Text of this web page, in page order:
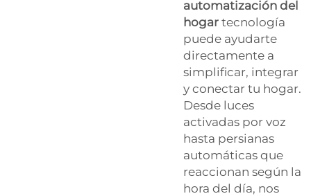
automatización del
hogar tecnología
puede ayudarte
directamente a
simplificar, integrar
y conectar tu hogar.
Desde luces
activadas por voz
hasta persianas
automáticas que
reaccionan según la
hora del día, nos